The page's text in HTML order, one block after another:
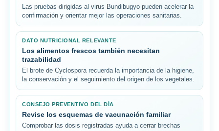
Las pruebas dirigidas al virus Bundibugyo pueden acelerar la
confirmación y orientar mejor las operaciones sanitarias.
DATO NUTRICIONAL RELEVANTE
Los alimentos frescos también necesitan
trazabilidad
El brote de Cyclospora recuerda la importancia de la higiene,
la conservación y el seguimiento del origen de los vegetales.
CONSEJO PREVENTIVO DEL DÍA
Revise los esquemas de vacunación familiar
Comprobar las dosis registradas ayuda a cerrar brechas